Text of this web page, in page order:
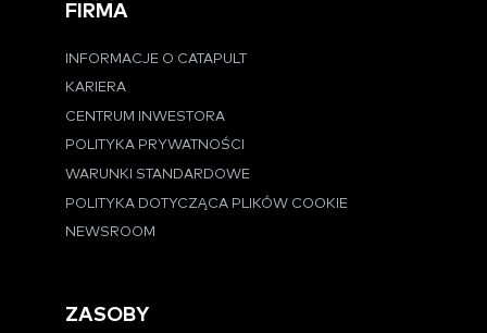
FIRMA
INFORMACJE O CATAPULT
KARIERA
CENTRUM INWESTORA
POLITYKA PRYWATNOŚCI
WARUNKI STANDARDOWE
POLITYKA DOTYCZĄCA PLIKÓW COOKIE
NEWSROOM
ZASOBY